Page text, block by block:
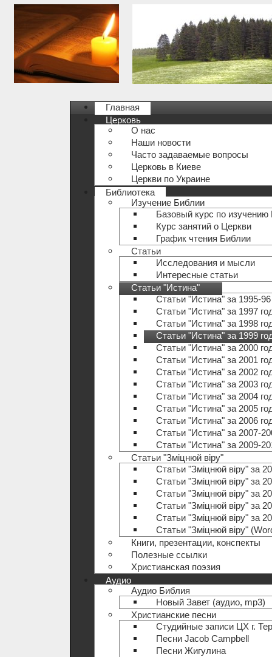
Главная
Церковь
О нас
Наши новости
Часто задаваемые вопросы
Церковь в Киеве
Церкви по Украине
Библиотека
Изучение Библии
Базовый курс по изучению
Курс занятий о Церкви
График чтения Библии
Статьи
Исследования и мысли
Интересные статьи
Статьи "Истина"
Статьи "Истина" за 1995-
Статьи "Истина" за 1997
Статьи "Истина" за 1998
Статьи "Истина" за 1999
Статьи "Истина" за 2000
Статьи "Истина" за 2001
Статьи "Истина" за 2002
Статьи "Истина" за 2003
Статьи "Истина" за 2004
Статьи "Истина" за 2005
Статьи "Истина" за 2006
Статьи "Истина" за 2007-
Статьи "Истина" за 2009-
Статьи "Зміцнюй віру"
Статьи "Зміцнюй віру" за
Статьи "Зміцнюй віру" за
Статьи "Зміцнюй віру" за
Статьи "Зміцнюй віру" за
Статьи "Зміцнюй віру" за
Статьи "Зміцнюй віру"
Книги, презентации, конспекты
Полезные ccылки
Христианская поэзия
Аудио
Аудио Библия
Новый Завет (аудио, mp3)
Христианские песни
Студийные записи ЦХ г.
Песни Jacob Campbell
Песни Жигулина